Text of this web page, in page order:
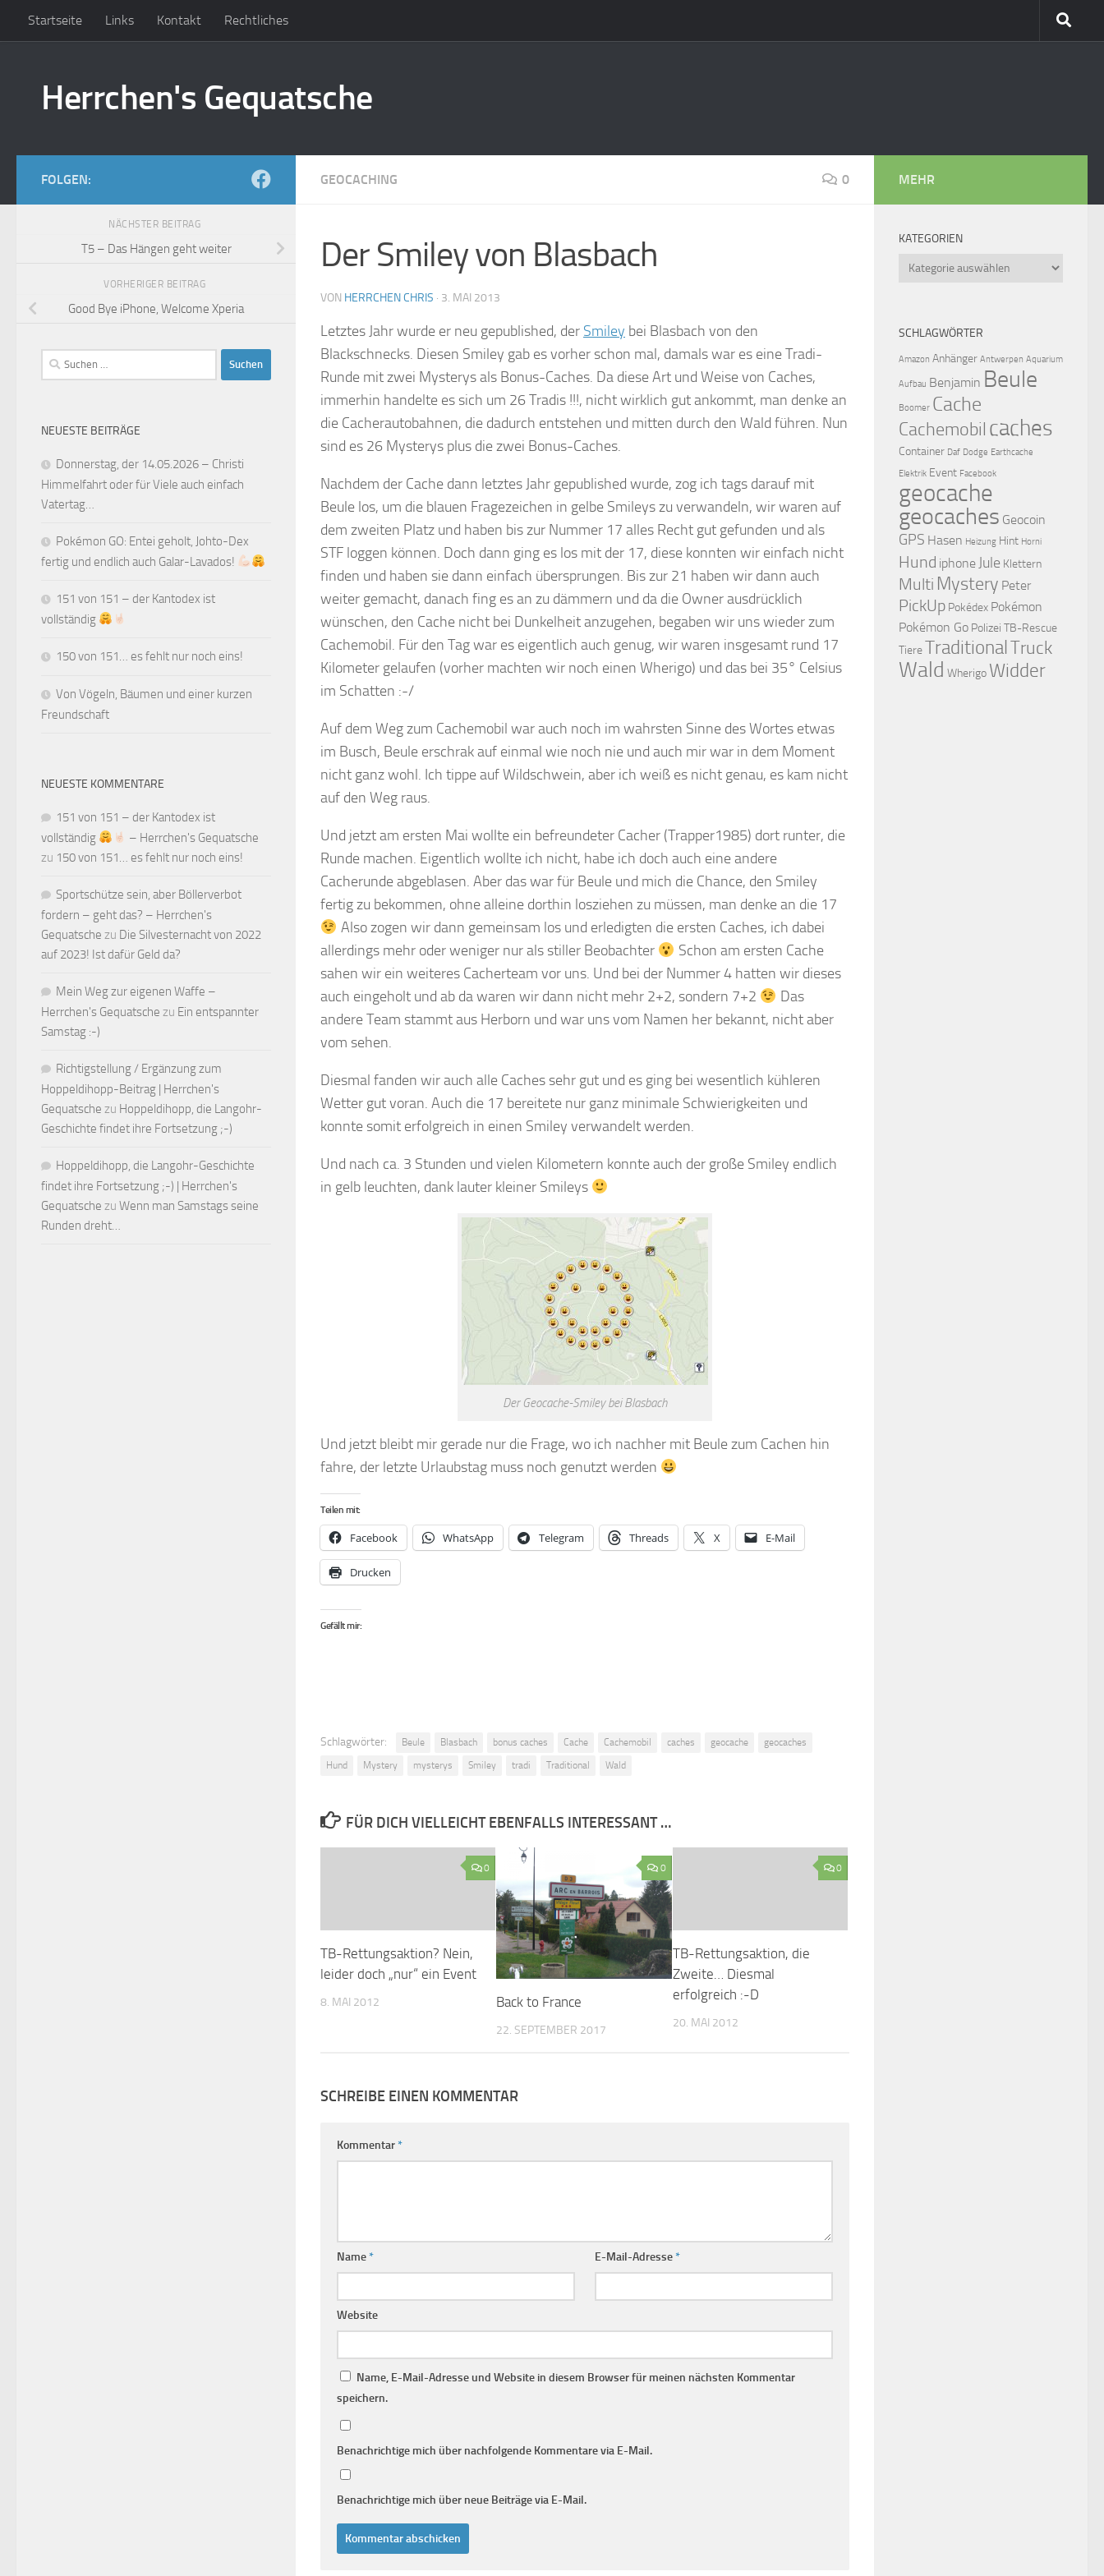
Zum Inhalt springen
Startseite Links Kontakt Rechtliches
Herrchen's Gequatsche
GEOCACHING 0
Der Smiley von Blasbach
VON HERRCHEN CHRIS · 3. MAI 2013
Letztes Jahr wurde er neu gepublished, der Smiley bei Blasbach von den
Blackschnecks. Diesen Smiley gab es vorher schon mal, damals war es eine Tradi-
Runde mit zwei Mysterys als Bonus-Caches. Da diese Art und Weise von Caches,
immerhin handelte es sich um 26 Tradis !!!, nicht wirklich gut ankommt, man denke an
die Cacherautobahnen, die dadurch entstehen und mitten durch den Wald führen. Nun
sind es 26 Mysterys plus die zwei Bonus-Caches.
Nachdem der Cache dann letztes Jahr gepublished wurde, zog ich tags darauf mit
Beule los, um die blauen Fragezeichen in gelbe Smileys zu verwandeln, wir waren auf
dem zweiten Platz und haben bis zur Nummer 17 alles Recht gut gefunden und als
STF loggen können. Doch dann ging es los mit der 17, diese konnten wir einfach nicht
finden und haben sie dann einfach übersprungen. Bis zur 21 haben wir dann auch
weiter gemacht, danach fing es an zu dämmern und da die Owner ausdrücklich
wünschen, den Cache nicht bei Dunkelheit anzugehen, begaben wir uns wieder zum
Cachemobil. Für den Tag war es eigentlich auch genug, wir waren insgesamt rund 17
Kilometer gelaufen (vorher machten wir noch einen Wherigo) und das bei 35° Celsius
im Schatten :-/
Auf dem Weg zum Cachemobil war auch noch im wahrsten Sinne des Wortes etwas
im Busch, Beule erschrak auf einmal wie noch nie und auch mir war in dem Moment
nicht ganz wohl. Ich tippe auf Wildschwein, aber ich weiß es nicht genau, es kam nicht
auf den Weg raus.
Und jetzt am ersten Mai wollte ein befreundeter Cacher (Trapper1985) dort runter, die
Runde machen. Eigentlich wollte ich nicht, habe ich doch auch eine andere
Cacherunde abgeblasen. Aber das war für Beule und mich die Chance, den Smiley
fertig zu bekommen, ohne alleine dorthin losziehen zu müssen, man denke an die 17
Also zogen wir dann gemeinsam los und erledigten die ersten Caches, ich dabei
allerdings mehr oder weniger nur als stiller Beobachter
Schon am ersten Cache
sahen wir ein weiteres Cacherteam vor uns. Und bei der Nummer 4 hatten wir dieses
auch eingeholt und ab da waren wir dann nicht mehr 2+2, sondern 7+2
Das
andere Team stammt aus Herborn und war uns vom Namen her bekannt, nicht aber
vom sehen.
Diesmal fanden wir auch alle Caches sehr gut und es ging bei wesentlich kühleren
Wetter gut voran. Auch die 17 bereitete nur ganz minimale Schwierigkeiten und
konnte somit erfolgreich in einen Smiley verwandelt werden.
Und nach ca. 3 Stunden und vielen Kilometern konnte auch der große Smiley endlich
in gelb leuchten, dank lauter kleiner Smileys
Der Geocache-Smiley bei Blasbach
Und jetzt bleibt mir gerade nur die Frage, wo ich nachher mit Beule zum Cachen hin
fahre, der letzte Urlaubstag muss noch genutzt werden
Teilen mit:
Facebook WhatsApp Telegram Threads X E-Mail
Drucken
Gefällt mir:
Schlagwörter: Beule Blasbach bonus caches Cache Cachemobil caches geocache
geocaches
Hund
Mystery mysterys Smiley tradi Traditional Wald
FÜR DICH VIELLEICHT EBENFALLS INTERESSANT …
0
TB-Rettungsaktion? Nein,
leider doch „nur“ ein Event
8. MAI 2012
0
Back to France
22. SEPTEMBER 2017
0
TB-Rettungsaktion, die
Zweite… Diesmal
erfolgreich :-D
20. MAI 2012
SCHREIBE EINEN KOMMENTAR
Kommentar*
Name* E-Mail-Adresse*
Website
Name, E-Mail-Adresse und Website in diesem Browser für meinen nächsten Kommentar
speichern.
Benachrichtige mich über nachfolgende Kommentare via E-Mail.
Benachrichtige mich über neue Beiträge via E-Mail.
FOLGEN:
NÄCHSTER BEITRAG
T5 – Das Hängen geht weiter
VORHERIGER BEITRAG
Good Bye iPhone, Welcome Xperia
Suchen
nach:
NEUESTE BEITRÄGE
Donnerstag, der 14.05.2026 – Christi
Himmelfahrt oder für Viele auch einfach
Vatertag…
Pokémon GO: Entei geholt, Johto-Dex
fertig und endlich auch Galar-Lavados!
151 von 151 – der Kantodex ist
vollständig
150 von 151… es fehlt nur noch eins!
Von Vögeln, Bäumen und einer kurzen
Freundschaft
NEUESTE KOMMENTARE
151 von 151 – der Kantodex ist
vollständig
– Herrchen's Gequatsche
zu 150 von 151… es fehlt nur noch eins!
Sportschütze sein, aber Böllerverbot
fordern – geht das? – Herrchen's
Gequatsche zu Die Silvesternacht von 2022
auf 2023! Ist dafür Geld da?
Mein Weg zur eigenen Waffe –
Herrchen's Gequatsche zu Ein entspannter
Samstag :-)
Richtigstellung / Ergänzung zum
Hoppeldihopp-Beitrag | Herrchen's
Gequatsche zu Hoppeldihopp, die Langohr-
Geschichte findet ihre Fortsetzung ;-)
Hoppeldihopp, die Langohr-Geschichte
findet ihre Fortsetzung ;-) | Herrchen's
Gequatsche zu Wenn man Samstags seine
Runden dreht…
MEHR
KATEGORIEN
Kategorien
SCHLAGWÖRTER
Amazon Anhänger Antwerpen Aquarium
Aufbau Benjamin Beule
Boomer Cache
Cachemobil caches
Container Daf Dodge Earthcache
Elektrik Event Facebook
geocache
geocaches Geocoin
GPS Hasen Heizung Hint Horni
Hund iphone Jule Klettern
Multi Mystery Peter
PickUp Pokédex Pokémon
Pokémon Go Polizei TB-Rescue
TiereTraditional Truck
Wald Wherigo Widder